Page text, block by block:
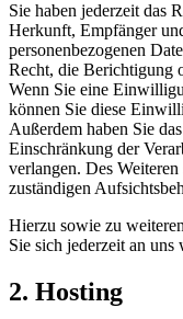
Sie haben jederzeit das
Herkunft, Empfänger
personenbezogenen
Recht, die Berichtigung
Wenn Sie eine
können Sie diese
Außerdem haben Sie
Einschränkung der
verlangen. Des
zuständigen
Hierzu sowie zu
Sie sich jederzeit an uns
2. Hosting